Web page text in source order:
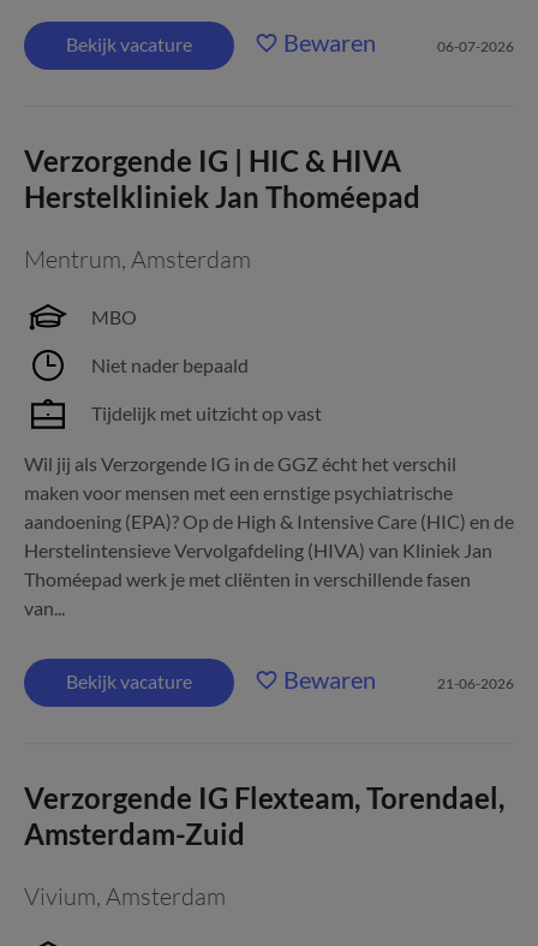
Bekijk vacature Bewaren 06-07-2026
Verzorgende IG | HIC & HIVA
Herstelkliniek Jan Thoméepad
Mentrum, Amsterdam
MBO
Niet nader bepaald
Tijdelijk met uitzicht op vast
Wil jij als Verzorgende IG in de GGZ écht het verschil
maken voor mensen met een ernstige psychiatrische
aandoening (EPA)? Op de High & Intensive Care (HIC) en de
Herstelintensieve Vervolgafdeling (HIVA) van Kliniek Jan
Thoméepad werk je met cliënten in verschillende fasen
van...
Bekijk vacature Bewaren 21-06-2026
Verzorgende IG Flexteam, Torendael,
Amsterdam-Zuid
Vivium, Amsterdam